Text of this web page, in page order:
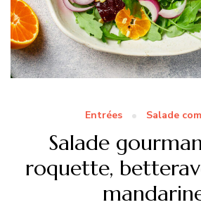
Entrées Salade
Salade
roquette,